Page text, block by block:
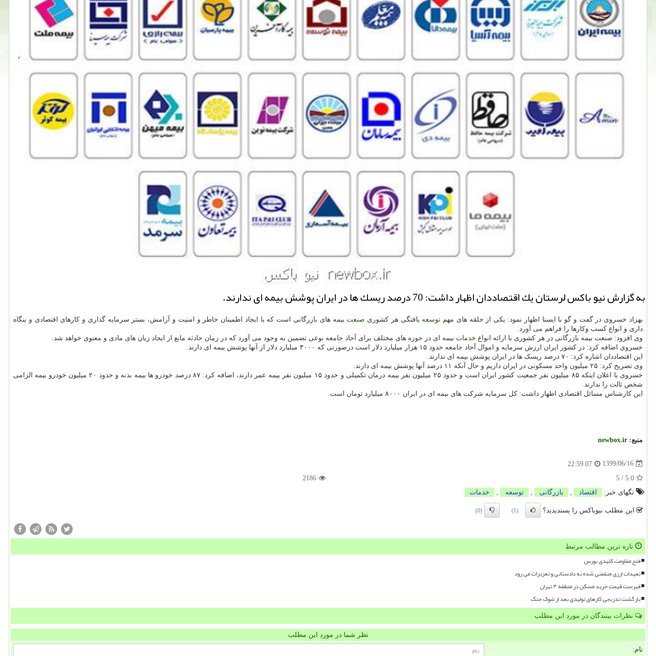
به گزارش نیو باكس لرستان یك اقتصاددان اظهار داشت: 70 درصد ریسك ها در ایران پوشش بیمه ای ندارند.
بهزاد خسروی در گفت و گو با ایسنا اظهار نمود: یکی از حلقه های مهم توسعه یافتگی هر کشوری صنعت بیمه های بازرگانی است که با ایجاد اطمینان خاطر و امنیت و آرامش، بستر سرمایه گذاری و کارهای اقتصادی و بنگاه
داری و انواع کسب وکارها را فراهم می آورد.
وی افزود: صنعت بیمه بازرگانی در هر کشوری با ارائه انواع خدمات بیمه ای در حوزه های مختلف برای آحاد جامعه نوعی تضمین به وجود می آورد که در زمان حادثه مانع از ایجاد زیان های مادی و معنوی خواهد شد.
خسروی اضافه کرد: در کشور ایران ارزش سرمایه و اموال آحاد جامعه حدود ۱۵ هزار میلیارد دلار است درصورتی که ۳۰۰۰ میلیارد دلار از آنها پوشش بیمه ای دارند.
این اقتصاددان اشاره کرد: ۷۰ درصد ریسک ها در ایران پوشش بیمه ای ندارند.
وی تصریح کرد: ۲۵ میلیون واحد مسکونی در ایران داریم و حال آنکه ۱۱ درصد آنها پوشش بیمه ای دارند.
خسروی با اعلان اینکه ۸۵ میلیون نفر جمعیت کشور ایران است و حدود ۲۵ میلیون نفر بیمه درمان تکمیلی و حدود ۱۵ میلیون نفر بیمه عمر دارند، اضافه کرد: ۸۷ درصد خودرو ها بیمه بدنه و حدود ۲۰ میلیون خودرو بیمه الزامی
شخص ثالث را ندارند.
این کارشناس مسائل اقتصادی اظهار داشت: کل سرمایه شرکت های بیمه ای در ایران ۸۰۰۰ میلیارد تومان است.
منبع: newbox.ir
1399/06/16
22:59:07
5.0
/
5
2186
تگهای خبر:
اقتصاد , بازرگانی , توسعه , خدمات
این مطلب نیوباکس را پسندیدید؟ (1)
(0)
تازه ترین مطالب مرتبط
فتح مقاومت کلیدی بورس
تعهدات ارزی منقضی شده به دادستانی و تعزیرات می رود
فهرست قیمت خرید مسکن در منطقه ۴ تهران
بازگشت تدریجی کارهای تولیدی بعد از شوک جنگ
نظرات بینندگان در مورد این مطلب
نظر شما در مورد این مطلب
نام: